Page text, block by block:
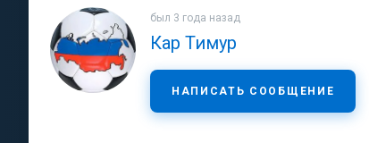
был 3 года назад
Кар Тимур
НАПИСАТЬ СООБЩЕНИЕ